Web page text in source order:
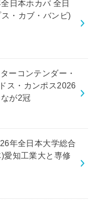
日本ホカバ 全日
・カブ・バンビ)
ーコンテンダー・
ス・カンポス2026
が2冠
年全日本大学総合
愛知工業大と専修